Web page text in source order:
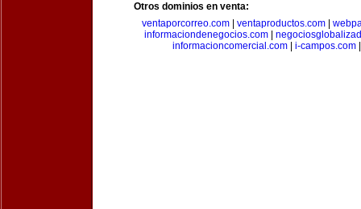
Otros dominios en venta:
ventaporcorreo.com
ventaproductos.com
informaciondenegocios.com|
informacioncomercial.com| i-campos.com